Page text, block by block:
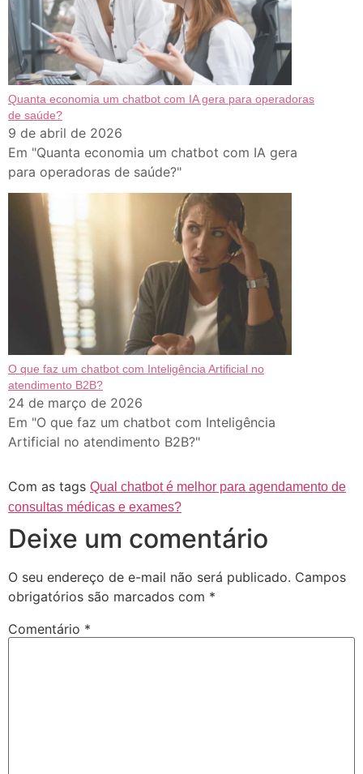
Quanta economia um chatbot com IA gera para operadoras
de saúde?
9 de abril de 2026
Em "Quanta economia um chatbot com IA gera
para operadoras de saúde?"
O que faz um chatbot com Inteligência Artificial no
atendimento B2B?
24 de março de 2026
Em "O que faz um chatbot com Inteligência
Artificial no atendimento B2B?"
Com as tags Qual chatbot é melhor para agendamento de
consultas médicas e exames?
Deixe um comentário
O seu endereço de e-mail não será publicado. Campos
obrigatórios são marcados com *
Comentário *